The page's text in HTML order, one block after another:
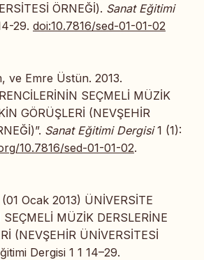
ÖRNEĞİ). Sanat Eğitimi
29. doi:10.7816/sed-01-01-02
ve Emre Üstün. 2013.
SEÇMELİ MÜZİK
GÖRÜŞLERİ (NEVŞEHİR
Sanat Eğitimi Dergisi1 (1):
10.7816/sed-01-01-02.
Ocak 2013) ÜNİVERSİTE
SEÇMELİ MÜZİK DERSLERİNE
(NEVŞEHİR ÜNİVERSİTESİ
Dergisi 1 1 14–29.